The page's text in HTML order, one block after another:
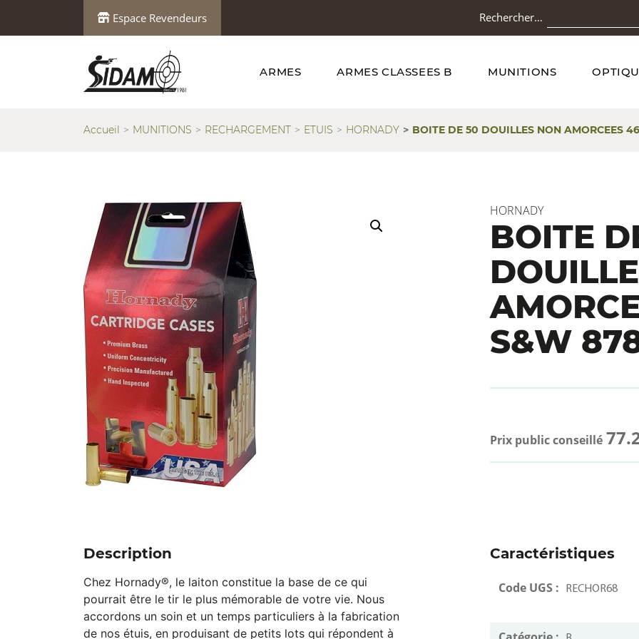
Espace Revendeurs Rechercher…
ARMES ARMES CLASSEES B MUNITIONS
Accueil MUNITIONS RECHARGEMENT ETUIS HORNADY BOITE DE 50 DOUILLES NON AMORCEES
HORNADY
BOITE
S&W
Prix public conseillé
Description
Chez Hornady®, le laiton constitue la base de ce qui
pourrait être le tir le plus mémorable de votre vie. Nous
accordons un soin et un temps particuliers à la fabrication
de nos étuis, en produisant de petits lots qui répondent à
Caractéristiques
Code UGS : RECHOR68